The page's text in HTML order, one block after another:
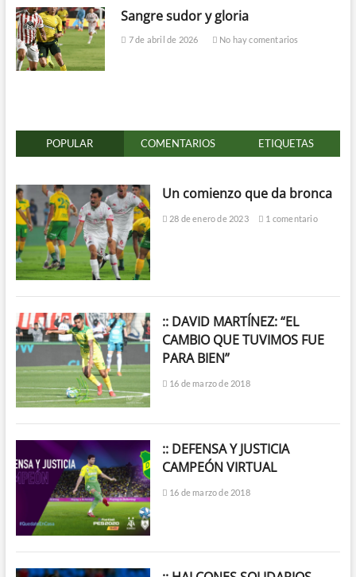
Sangre sudor y gloria
7 de abril de 2026 No hay comentarios
POPULAR COMENTARIOS ETIQUETAS
Un comienzo que da bronca
28 de enero de 2023 1 comentario
:: DAVID MARTÍNEZ: “EL
CAMBIO QUE TUVIMOS FUE
PARA BIEN”
16 de marzo de 2018
:: DEFENSA Y JUSTICIA
CAMPEÓN VIRTUAL
16 de marzo de 2018